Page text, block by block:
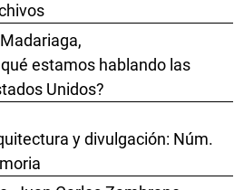
estamos hablando las
Unidos?
y divulgación: Núm.